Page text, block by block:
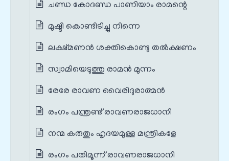
ചണ്ഡ കോദണ്ഡ പാണിയാം രാമന്റെ
മുഷ്ടി കൊണ്ടിടിച്ചു നിന്നെ
ലക്ഷ്മണൻ ശക്തികൊണ്ടു തൽക്ഷണം
സ്വാമിയെടുത്തു രാമൻ മുന്നം
രേരേ രാവണ വൈരിദുരാത്മൻ
രംഗം പന്ത്രണ്ട് രാവണരാജധാനി
നന്മ കരുതും ഹൃദയമുള്ള മന്ത്രികളേ
രംഗം പതിമൂന്ന് രാവണരാജധാനി